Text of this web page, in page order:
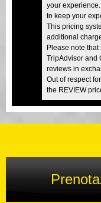
your
to keep your
This pricing
additional
Please note
TripAdvisor and
reviews in
Out of respect
the REVIEW